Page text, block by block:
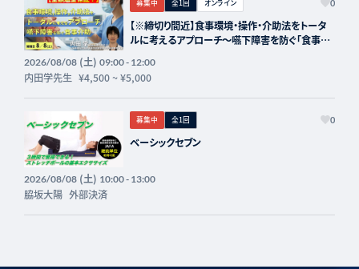
募集中 全1回 オンライン 0
【※締切り間近】食事環境・操作・介助法をトータ
ルに考えるアプローチ～嚥下障害を防ぐ「食事介
フォーライフ】
2026/08/08(土) 09:00 - 12:00
内田学先生 ¥4,500~¥5,000
募集中 全1回 0
ベーシックセブン
2026/08/08(土) 10:00 - 13:00
脇坂大陽 外部決済